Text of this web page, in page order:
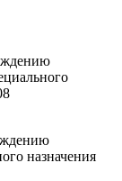
назначения
г.